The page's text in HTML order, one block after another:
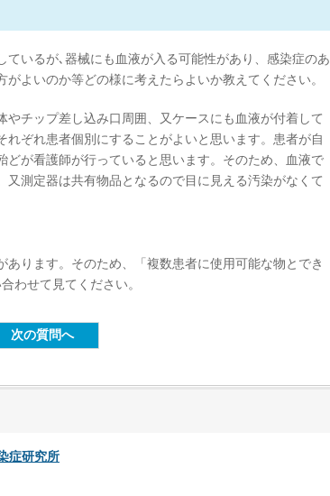
いるが､器械にも血液が入る可能性があり、感染症のあ
よいのか等どの様に考えたらよいか教えてください。
チップ差し込み口周囲、又ケースにも血液が付着して
ぞれ患者個別にすることがよいと思います。患者が自
が看護師が行っていると思います。そのため、血液で
測定器は共有物品となるので目に見える汚染がなくて
ります。そのため、「複数患者に使用可能な物とでき
わせて見てください。
症研究所